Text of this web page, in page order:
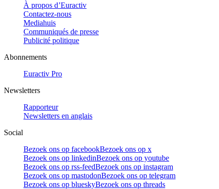
À propos d’Euractiv
Contactez-nous
Mediahuis
Communiqués de presse
Publicité politique
Abonnements
Euractiv Pro
Newsletters
Rapporteur
Newsletters en anglais
Social
Bezoek ons op facebookBezoek ons op x
Bezoek ons op linkedinBezoek ons op youtube
Bezoek ons op rss-feedBezoek ons op instagram
Bezoek ons op mastodonBezoek ons op telegram
Bezoek ons op blueskyBezoek ons op threads